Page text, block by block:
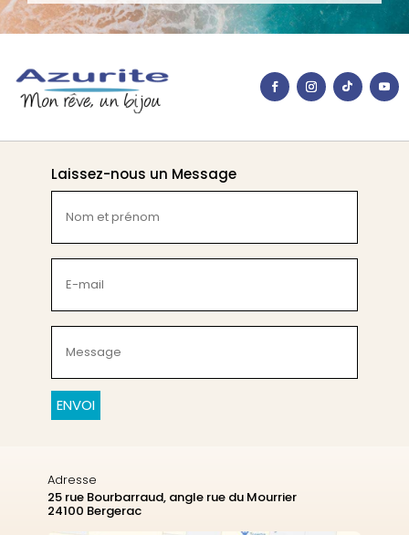
Laissez-nous un Message
et
prénom
(Nécessaire)
mail
(Nécessaire)
(Nécessaire)
CAPTCHA
Adresse
25 rue Bourbarraud, angle rue du Mourrier
24100 Bergerac